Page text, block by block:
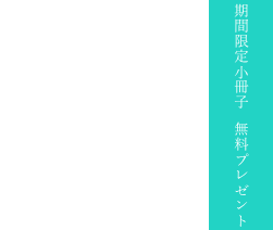
期間限定小冊子 無料プレゼント